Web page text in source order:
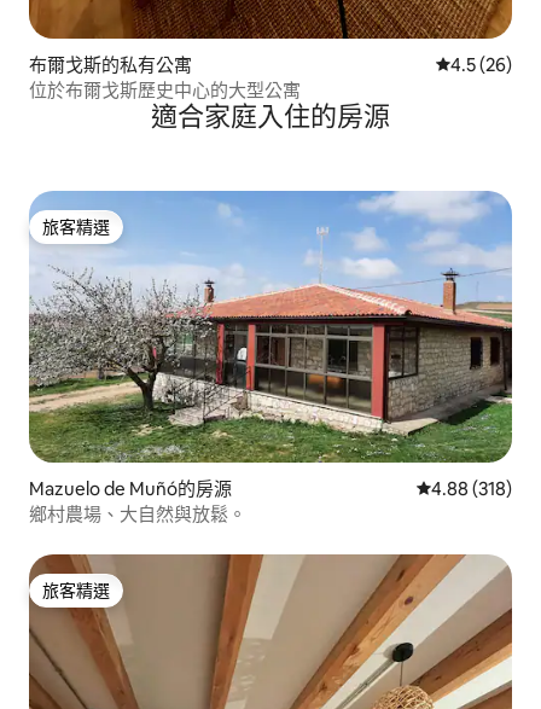
布爾戈斯的私有公寓 從 26 則評
4.5 (26)
位於布爾戈斯歷史中心的大型公寓
適合家庭入住的房源
旅客精選
旅客精選
Mazuelo de Muñó的房源 從 318 則評價
4.88 (318)
鄉村農場、大自然與放鬆。
旅客精選
旅客精選